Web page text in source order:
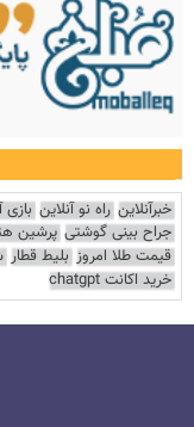
خبرآنلاین راه نو آنلاین بازی
جراح بینی گوشتی پرشین
قیمت طلا امروز بلیط قطار
خرید اکانت chatgpt